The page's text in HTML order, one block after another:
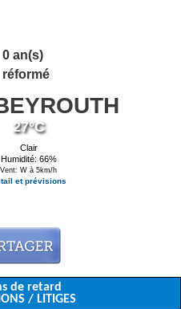
0 an(s)
réformé
27°C
Clair
Humidité: 66%
Vent: W à 5km/h
et prévisions
de retard
/ LITIGES